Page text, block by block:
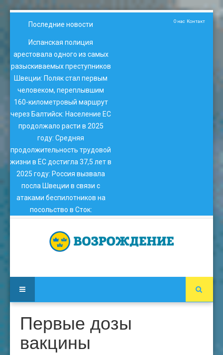
Последние новости
Испанская полиция
арестовала одного из самых
разыскиваемых преступников
Швеции: Поляк стал первым
человеком, переплывшим
160-километровый маршрут
через Балтийск: Население ЕС
продолжало расти в 2025
году: Средняя
продолжительность трудовой
жизни в ЕС достигла 37,5 лет в
2025 году: Россия вызвала
посла Швеции в связи с
атаками беспилотников на
посольство в Сток:
О нас Контакт
Первые дозы
вакцины